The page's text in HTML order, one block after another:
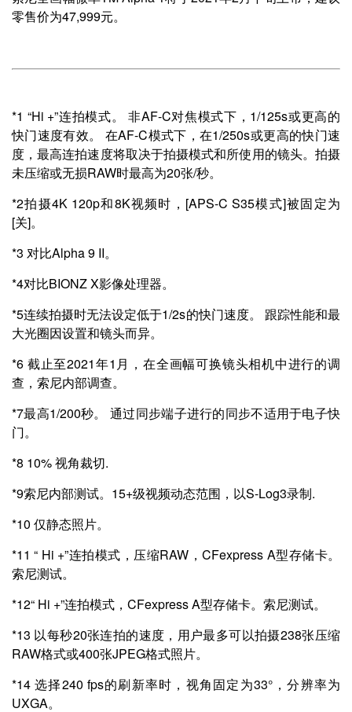
零售价为47,999元。
*1 “Hi +”连拍模式。 非AF-C对焦模式下，1/125s或更高的
快门速度有效。 在AF-C模式下，在1/250s或更高的快门速
度，最高连拍速度将取决于拍摄模式和所使用的镜头。拍摄
未压缩或无损RAW时最高为20张/秒。
*2拍摄4K 120p和8K视频时，[APS-C S35模式]被固定为
[关]。
*3 对比Alpha 9 II。
*4对比BIONZ X影像处理器。
*5连续拍摄时无法设定低于1/2s的快门速度。 跟踪性能和最
大光圈因设置和镜头而异。
*6 截止至2021年1月，在全画幅可换镜头相机中进行的调
查，索尼内部调查。
*7最高1/200秒。 通过同步端子进行的同步不适用于电子快
门。
*8 10% 视角裁切.
*9索尼内部测试。15+级视频动态范围，以S-Log3录制.
*10 仅静态照片。
*11 “ Hi +”连拍模式，压缩RAW，CFexpress A型存储卡。
索尼测试。
*12“ Hi +”连拍模式，CFexpress A型存储卡。索尼测试。
*13 以每秒20张连拍的速度，用户最多可以拍摄238张压缩
RAW格式或400张JPEG格式照片。
*14 选择240 fps的刷新率时，视角固定为33°，分辨率为
UXGA。